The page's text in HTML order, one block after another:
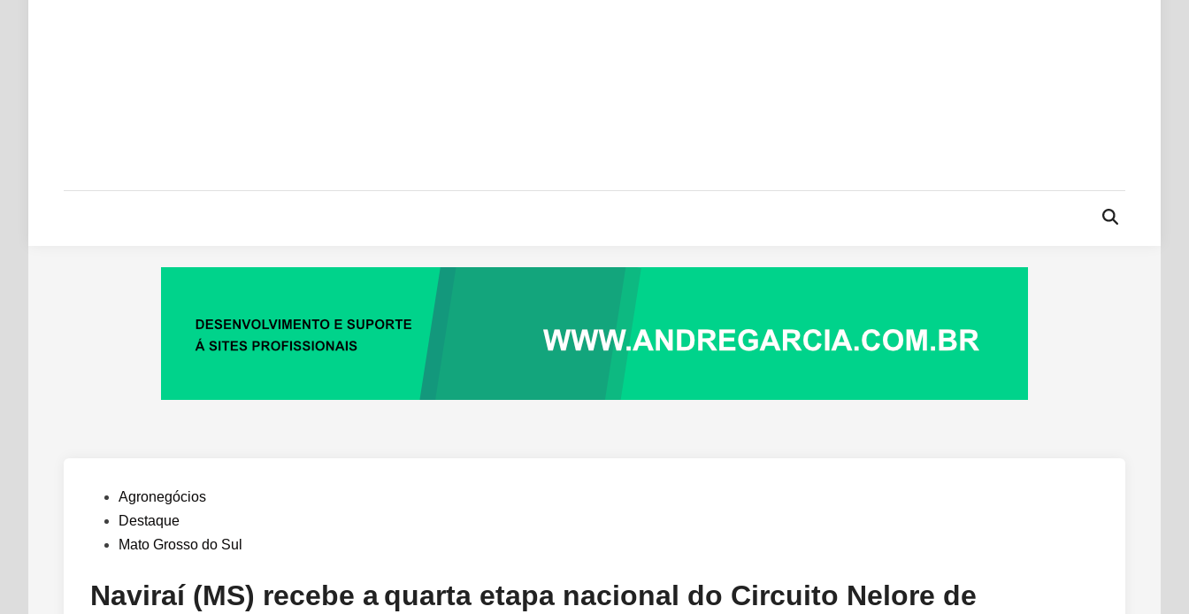
Open
PostedAgronegócios
Destaque
Mato Grosso do Sul
Naviraí (MS) recebe a quarta etapa nacional do Circuito Nelore de